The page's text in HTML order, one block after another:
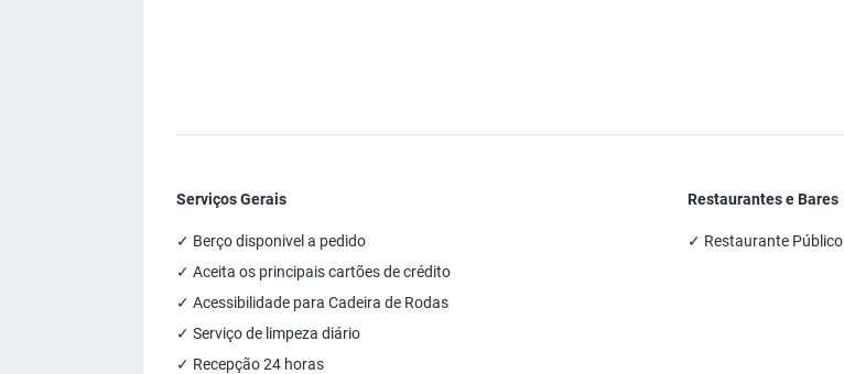
Serviços Gerais
✓ Berço disponivel a pedido
✓ Aceita os principais cartões de crédito
✓ Acessibilidade para Cadeira de Rodas
✓ Serviço de limpeza diário
✓ Recepção 24 horas
Restaurantes e Bares
✓ Restaurante Público